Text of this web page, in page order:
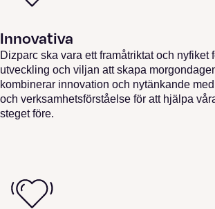
Innovativa
Dizparc ska vara ett framåtriktat och nyfiket
utveckling och viljan att skapa
kombinerar innovation och nytänkande
och verksamhetsförståelse för att hjälpa
steget före.